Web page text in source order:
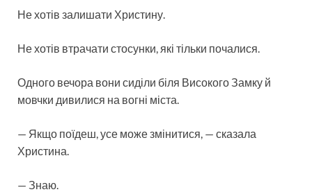
Не хотів залишати Христину.
Не хотів втрачати стосунки, які тільки почалися.
Одного вечора вони сиділи біля Високого Замку й
мовчки дивилися на вогні міста.
— Якщо поїдеш, усе може змінитися, — сказала
Христина.
— Знаю.